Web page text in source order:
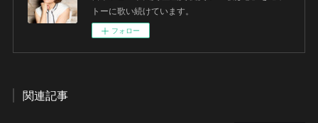
トーに歌い続けています。
フォロー
関連記事